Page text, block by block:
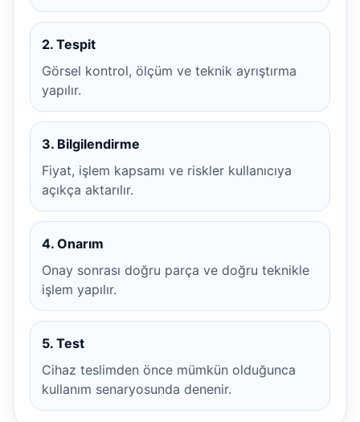
2. Tespit
Görsel kontrol, ölçüm ve teknik ayrıştırma
yapılır.
3. Bilgilendirme
Fiyat, işlem kapsamı ve riskler kullanıcıya
açıkça aktarılır.
4. Onarım
Onay sonrası doğru parça ve doğru teknikle
işlem yapılır.
5. Test
Cihaz teslimden önce mümkün olduğunca
kullanım senaryosunda denenir.